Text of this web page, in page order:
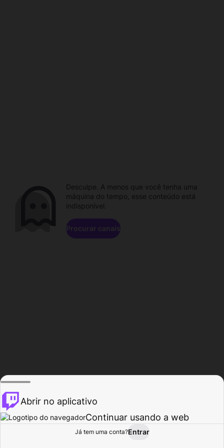
Procurar Atividade
Desculpe. A menos que você tenha uma
máquina do tempo, esse conteúdo está
indisponível.
Procurar canais
Abrir no aplicativo
Continuar usando a web
Já tem uma conta?Entrar